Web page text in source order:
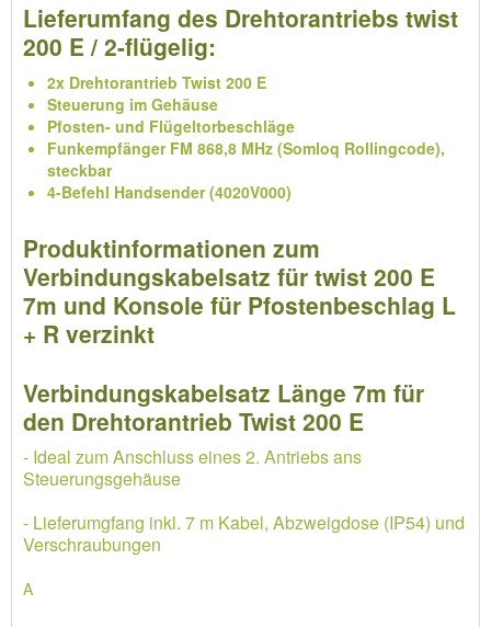
Lieferumfang des Drehtorantriebs twist
200 E / 2-flügelig:
2x Drehtorantrieb Twist 200 E
Steuerung im Gehäuse
Pfosten- und Flügeltorbeschläge
Funkempfänger FM 868,8 MHz (Somloq Rollingcode),
steckbar
4-Befehl Handsender (4020V000)
Produktinformationen zum
Verbindungskabelsatz für twist 200 E
7m und Konsole für Pfostenbeschlag L
+ R verzinkt
Verbindungskabelsatz Länge 7m für
den Drehtorantrieb Twist 200 E
- Ideal zum Anschluss eines 2. Antriebs ans
Steuerungsgehäuse
- Lieferumgfang inkl. 7 m Kabel, Abzweigdose (IP54) und
Verschraubungen
A